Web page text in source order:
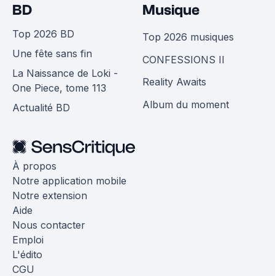
BD
Top 2026 BD
Une fête sans fin
La Naissance de Loki -
One Piece, tome 113
Actualité BD
Musique
Top 2026 musiques
CONFESSIONS II
Reality Awaits
Album du moment
À propos
Notre application mobile
Notre extension
Aide
Nous contacter
Emploi
L'édito
CGU